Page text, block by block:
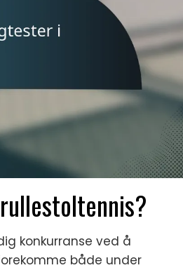
konkurranse ved å
både under